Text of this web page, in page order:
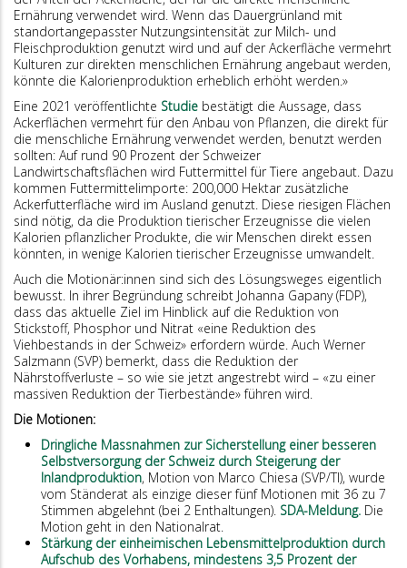
Ernährung verwendet wird. Wenn das Dauergrünland mit
standortangepasster Nutzungsintensität zur Milch- und
Fleischproduktion genutzt wird und auf der Ackerfläche vermehrt
Kulturen zur direkten menschlichen Ernährung angebaut werden,
könnte die Kalorienproduktion erheblich erhöht werden.»
Eine 2021 veröffentlichte Studie bestätigt die Aussage, dass
Ackerflächen vermehrt für den Anbau von Pflanzen, die direkt für
die menschliche Ernährung verwendet werden, benutzt werden
sollten: Auf rund 90 Prozent der Schweizer
Landwirtschaftsflächen wird Futtermittel für Tiere angebaut. Dazu
kommen Futtermittelimporte: 200,000 Hektar zusätzliche
Ackerfutterfläche wird im Ausland genutzt. Diese riesigen Flächen
sind nötig, da die Produktion tierischer Erzeugnisse die vielen
Kalorien pflanzlicher Produkte, die wir Menschen direkt essen
könnten, in wenige Kalorien tierischer Erzeugnisse umwandelt.
Auch die Motionär:innen sind sich des Lösungsweges eigentlich
bewusst. In ihrer Begründung schreibt Johanna Gapany (FDP),
dass das aktuelle Ziel im Hinblick auf die Reduktion von
Stickstoff, Phosphor und Nitrat «eine Reduktion des
Viehbestands in der Schweiz» erfordern würde. Auch Werner
Salzmann (SVP) bemerkt, dass die Reduktion der
Nährstoffverluste – so wie sie jetzt angestrebt wird – «zu einer
massiven Reduktion der Tierbestände» führen wird.
Die Motionen:
Dringliche Massnahmen zur Sicherstellung einer besseren
Selbstversorgung der Schweiz durch Steigerung der
Inlandproduktion, Motion von Marco Chiesa (SVP/TI), wurde
vom Ständerat als einzige dieser fünf Motionen mit 36 zu 7
Stimmen abgelehnt (bei 2 Enthaltungen). SDA-Meldung. Die
Motion geht in den Nationalrat.
Stärkung der einheimischen Lebensmittelproduktion durch
Aufschub des Vorhabens, mindestens 3,5 Prozent der